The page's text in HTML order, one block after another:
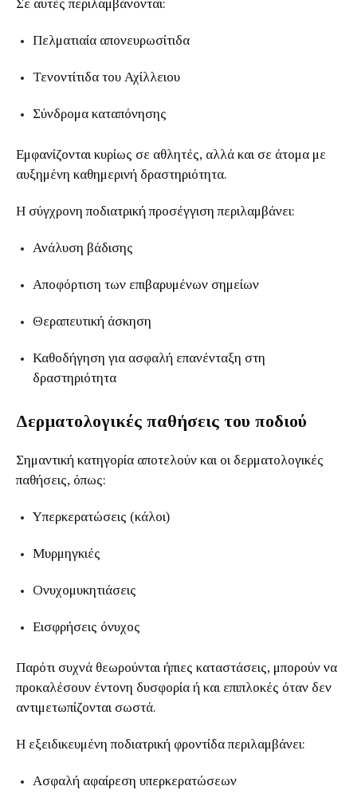
Σε αυτές περιλαμβάνονται:
Πελματιαία απονευρωσίτιδα
Τενοντίτιδα του Αχίλλειου
Σύνδρομα καταπόνησης
Εμφανίζονται κυρίως σε αθλητές, αλλά και σε άτομα με
αυξημένη καθημερινή δραστηριότητα.
Η σύγχρονη ποδιατρική προσέγγιση περιλαμβάνει:
Ανάλυση βάδισης
Αποφόρτιση των επιβαρυμένων σημείων
Θεραπευτική άσκηση
Καθοδήγηση για ασφαλή επανένταξη στη
δραστηριότητα
Δερματολογικές παθήσεις του ποδιού
Σημαντική κατηγορία αποτελούν και οι δερματολογικές
παθήσεις, όπως:
Υπερκερατώσεις (κάλοι)
Μυρμηγκιές
Ονυχομυκητιάσεις
Εισφρήσεις όνυχος
Παρότι συχνά θεωρούνται ήπιες καταστάσεις, μπορούν να
προκαλέσουν έντονη δυσφορία ή και επιπλοκές όταν δεν
αντιμετωπίζονται σωστά.
Η εξειδικευμένη ποδιατρική φροντίδα περιλαμβάνει:
Ασφαλή αφαίρεση υπερκερατώσεων